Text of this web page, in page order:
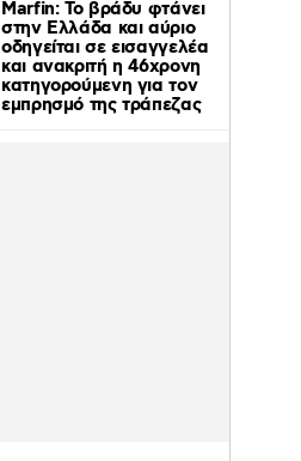
Marfin: Το βράδυ φτάνει
στην Ελλάδα και αύριο
οδηγείται σε εισαγγελέα
και ανακριτή η 46χρονη
κατηγορούμενη για τον
εμπρησμό της τράπεζας